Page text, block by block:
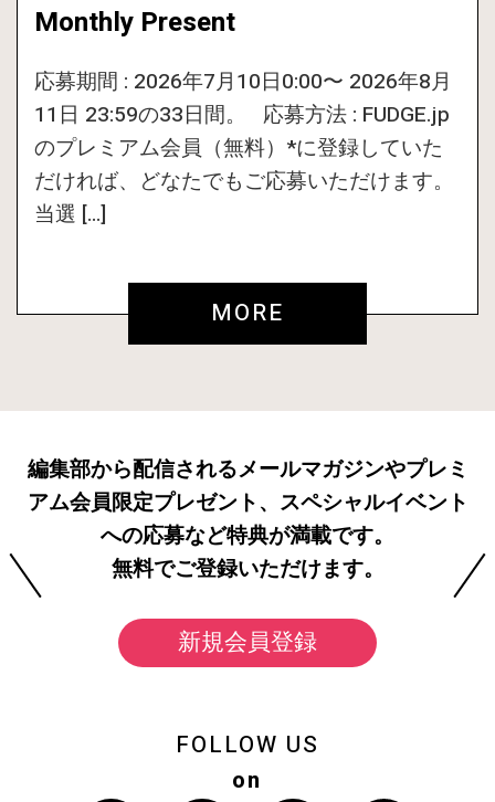
Monthly Present
応募期間 : 2026年7月10日0:00〜 2026年8月
11日 23:59の33日間。 応募方法 : FUDGE.jp
のプレミアム会員（無料）*に登録していた
だければ、どなたでもご応募いただけます。
当選 […]
MORE
編集部から配信されるメールマガジンやプレミ
アム会員限定プレゼント、スペシャルイベント
への応募など特典が満載です。
無料でご登録いただけます。
新規会員登録
FOLLOW US
on